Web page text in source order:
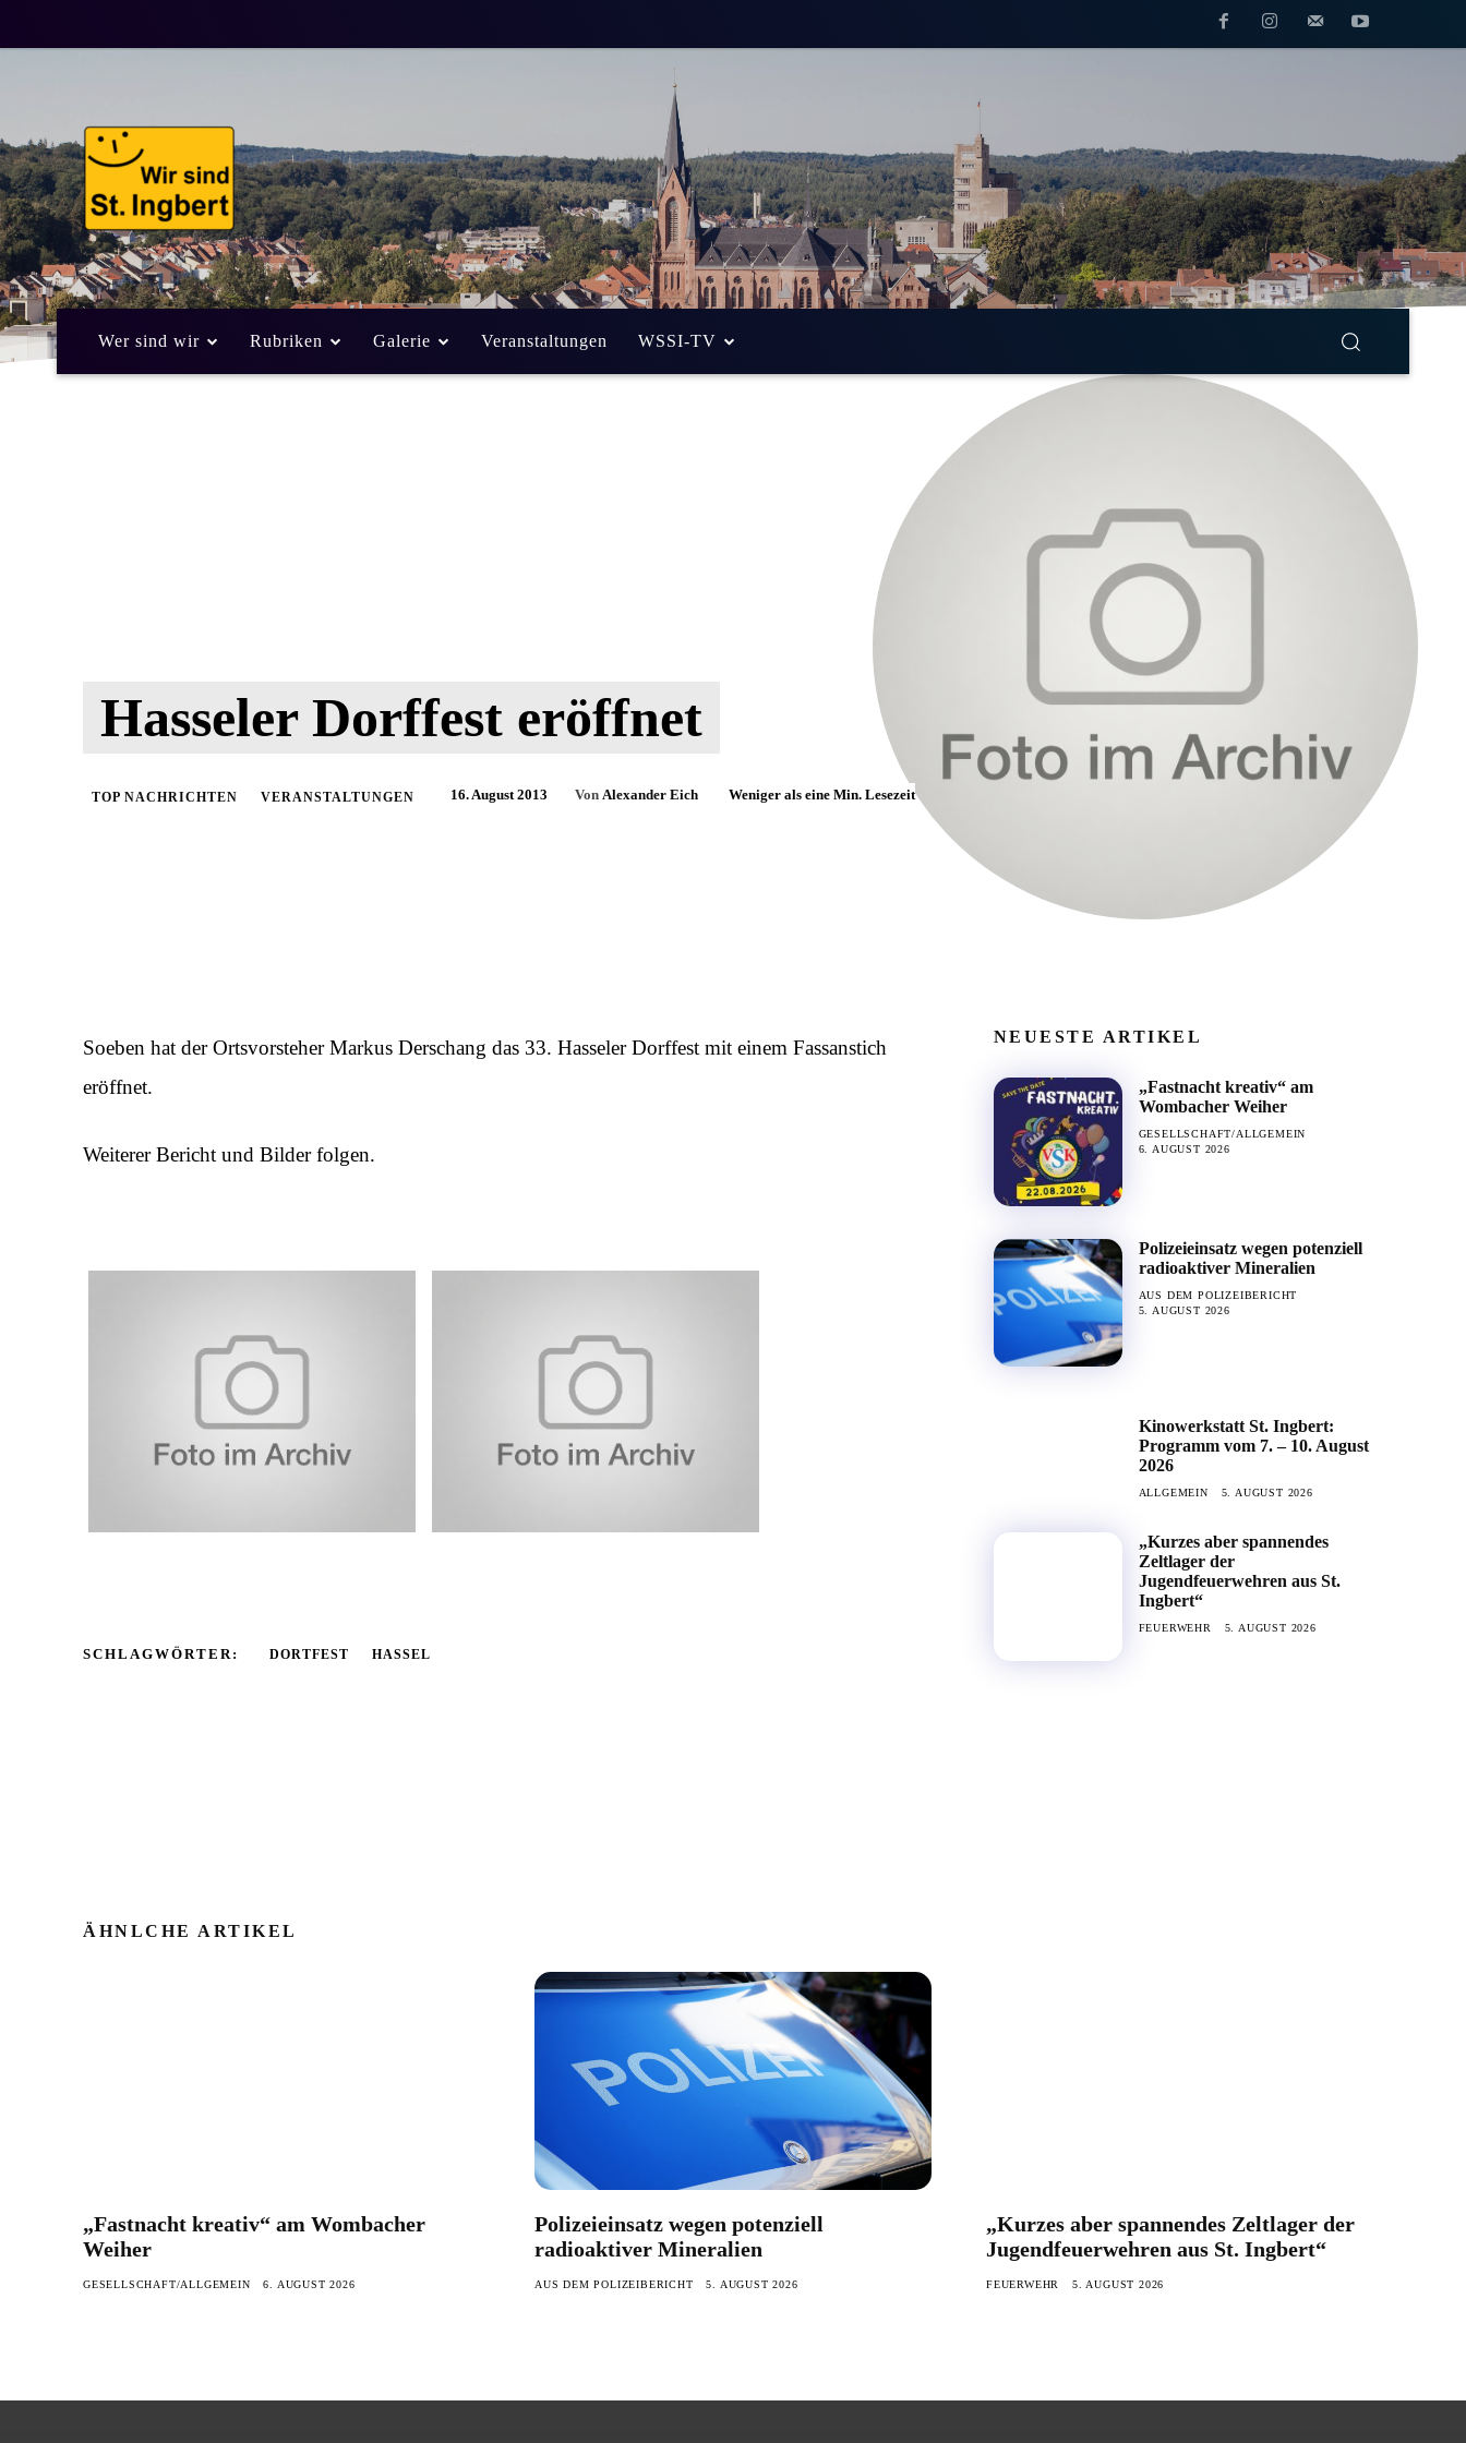
Wer sind wir Rubriken Galerie Veranstaltungen WSSI-TV
Hasseler Dorffest eröffnet
TOP NACHRICHTEN VERANSTALTUNGEN 16. August 2013 Von Alexander Eich Weniger als eine Min. Lesezeit
Soeben hat der Ortsvorsteher Markus Derschang das 33. Hasseler Dorffest mit einem Fassanstich
eröffnet.
Weiterer Bericht und Bilder folgen.
SCHLAGWÖRTER: DORTFEST HASSEL
NEUESTE ARTIKEL
„Fastnacht kreativ“ am
Wombacher Weiher
GESELLSCHAFT/ALLGEMEIN
6. AUGUST 2026
Polizeieinsatz wegen potenziell
radioaktiver Mineralien
AUS DEM POLIZEIBERICHT
5. AUGUST 2026
Kinowerkstatt St. Ingbert:
Programm vom 7. – 10. August
2026
ALLGEMEIN 5. AUGUST 2026
„Kurzes aber spannendes
Zeltlager der
Jugendfeuerwehren aus St.
Ingbert“
FEUERWEHR 5. AUGUST 2026
ÄHNLCHE ARTIKEL
„Fastnacht kreativ“ am Wombacher
Weiher
GESELLSCHAFT/ALLGEMEIN 6. AUGUST 2026
Polizeieinsatz wegen potenziell
radioaktiver Mineralien
AUS DEM POLIZEIBERICHT 5. AUGUST 2026
„Kurzes aber spannendes Zeltlager der
Jugendfeuerwehren aus St. Ingbert“
FEUERWEHR 5. AUGUST 2026